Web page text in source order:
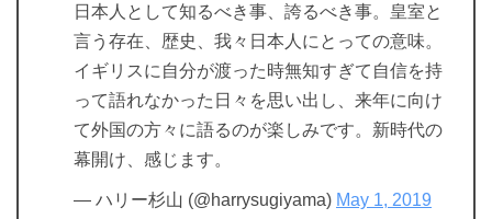
日本人として知るべき事、誇るべき事。皇室と
言う存在、歴史、我々日本人にとっての意味。
イギリスに自分が渡った時無知すぎて自信を持
って語れなかった日々を思い出し、来年に向け
て外国の方々に語るのが楽しみです。新時代の
幕開け、感じます。
— ハリー杉山 (@harrysugiyama) May 1, 2019